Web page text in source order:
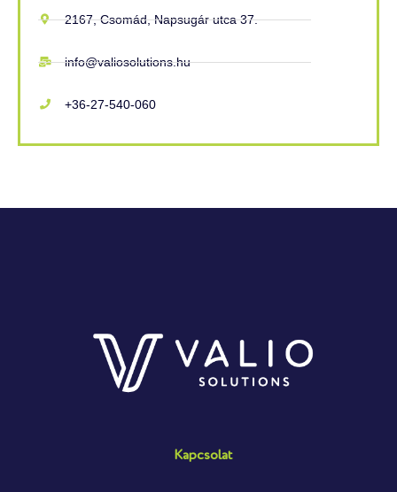
2167, Csomád, Napsugár utca 37.
info@valiosolutions.hu
+36-27-540-060
Kapcsolat